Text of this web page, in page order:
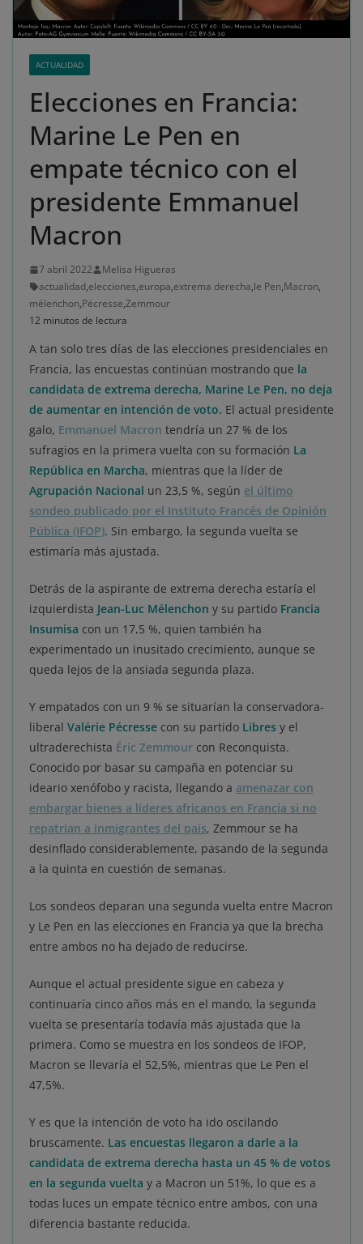
ACTUALIDAD
Elecciones en Francia:
Marine Le Pen en
empate técnico con el
presidente Emmanuel
Macron
7 abril 2022
Melisa Higueras
actualidad,elecciones,europa,extrema derecha,le Pen,Macron,
mélenchon,Pécresse,Zemmour
12 minutos de lectura
A tan solo tres días de las elecciones presidenciales en
Francia, las encuestas continúan mostrando que la
candidata de extrema derecha, Marine Le Pen, no deja
de aumentar en intención de voto. El actual presidente
galo, Emmanuel Macron tendría un 27 % de los
sufragios en la primera vuelta con su formación La
República en Marcha, mientras que la líder de
Agrupación Nacional un 23,5 %, según el último
sondeo publicado por el Instituto Francés de Opinión
Pública (IFOP). Sin embargo, la segunda vuelta se
estimaría más ajustada.
Detrás de la aspirante de extrema derecha estaría el
izquierdista Jean-Luc Mélenchon y su partido Francia
Insumisa con un 17,5 %, quien también ha
experimentado un inusitado crecimiento, aunque se
queda lejos de la ansiada segunda plaza.
Y empatados con un 9 % se situarían la conservadora-
liberal Valérie Pécresse con su partido Libres y el
ultraderechista Éric Zemmour con Reconquista.
Conocido por basar su campaña en potenciar su
ideario xenófobo y racista, llegando a amenazar con
embargar bienes a líderes africanos en Francia si no
repatrian a inmigrantes del país, Zemmour se ha
desinflado considerablemente, pasando de la segunda
a la quinta en cuestión de semanas.
Los sondeos deparan una segunda vuelta entre Macron
y Le Pen en las elecciones en Francia ya que la brecha
entre ambos no ha dejado de reducirse.
Aunque el actual presidente sigue en cabeza y
continuaría cinco años más en el mando, la segunda
vuelta se presentaría todavía más ajustada que la
primera. Como se muestra en los sondeos de IFOP,
Macron se llevaría el 52,5%, mientras que Le Pen el
47,5%.
Y es que la intención de voto ha ido oscilando
bruscamente. Las encuestas llegaron a darle a la
candidata de extrema derecha hasta un 45 % de votos
en la segunda vuelta y a Macron un 51%, lo que es a
todas luces un empate técnico entre ambos, con una
diferencia bastante reducida.